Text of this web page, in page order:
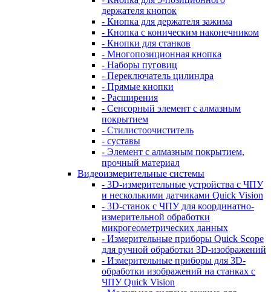
держателя кнопок
- Кнопка для держателя зажима
- Кнопка с коническим наконечником
- Кнопки для станков
- Многопозиционная кнопка
- Наборы пуговиц
- Переключатель цилиндра
- Прямые кнопки
- Расширения
- Сенсорный элемент с алмазным
покрытием
- Стилистоочиститель
- суставы
- Элемент с алмазным покрытием,
прочный материал
Видеоизмерительные системы
- 3D-измерительные устройства с ЧПУ
и несколькими датчиками Quick Vision
- 3D-станок с ЧПУ для координатно-
измерительной обработки
микрогеометрических данных
- Измерительные приборы Quick Scope
для ручной обработки 3D-изображений
- Измерительные приборы для 3D-
обработки изображений на станках с
ЧПУ Quick Vision